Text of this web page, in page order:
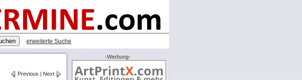
erweiterte Suche
Previous | Next
-Werbung-